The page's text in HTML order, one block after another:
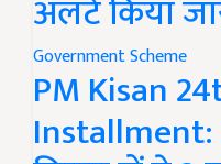
अलर्ट किया
Government Scheme
PM Kisan